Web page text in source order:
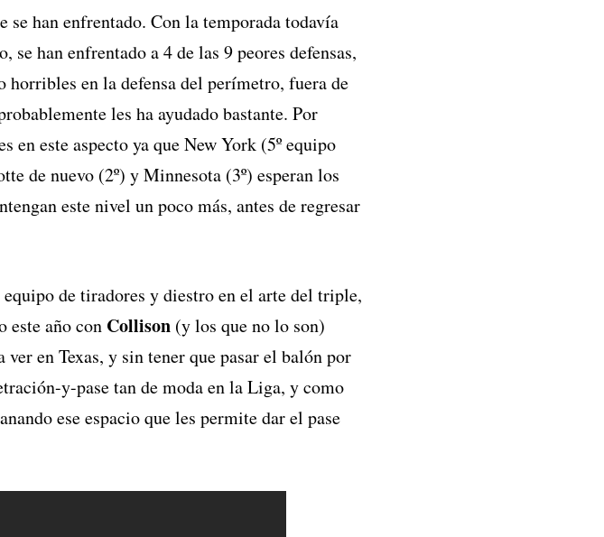
han enfrentado. Con la temporada todavía
han enfrentado a 4 de las 9 peores defensas,
horribles en la defensa del perímetro, fuera de
les ha ayudado bastante. Por
en este aspecto ya que New York (5º equipo
de nuevo (2º) y Minnesota (3º) esperan los
este nivel un poco más, antes de regresar
de tiradores y diestro en el arte del triple,
este año con Collison (y los que no lo son)
en Texas, y sin tener que pasar el balón por
y-pase tan de moda en la Liga, y como
ese espacio que les permite dar el pase